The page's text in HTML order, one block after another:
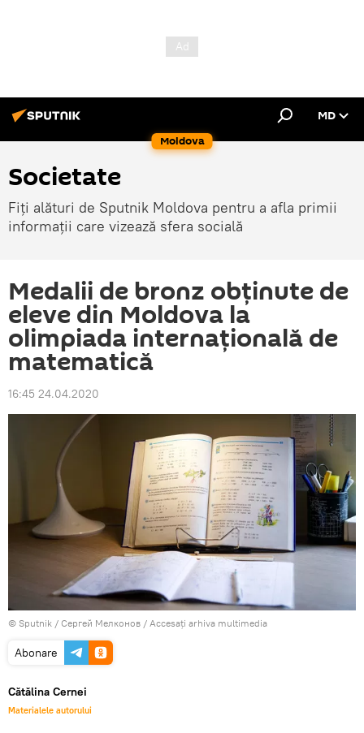
Moldova
MD
Societate
Fiți alături de Sputnik Moldova pentru a afla primii
informații care vizează sfera socială
Medalii de bronz obținute de
eleve din Moldova la
olimpiada internațională de
matematică
16:45 24.04.2020
© Sputnik / Сергей Мелконов / Accesați arhiva multimedia
Abonare
Cătălina Cernei
Materialele autorului